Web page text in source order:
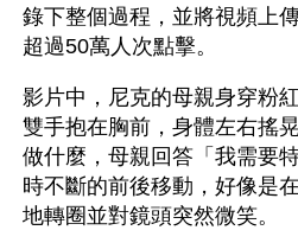
錄下整個過程，並將視頻上
超過50萬人次點擊。
影片中，尼克的母親身穿粉
雙手抱在胸前，身體左右搖
做什麼，母親回答「我需要
時不斷的前後移動，好像是
地轉圈並對鏡頭突然微笑。